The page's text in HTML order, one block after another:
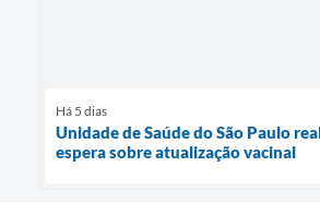
Há 5 dias
Unidade de Saúde do São Paulo
espera sobre atualização vacinal